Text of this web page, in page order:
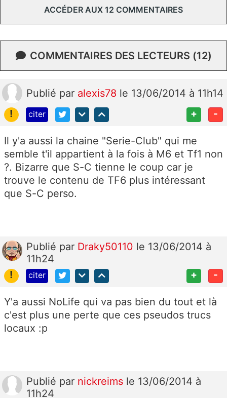
ACCÉDER AUX 12 COMMENTAIRES
COMMENTAIRES DES LECTEURS (12)
Publié par alexis78 le 13/06/2014 à 11h14
!
citer + -
Il y'a aussi la chaine "Serie-Club" qui me
semble t'il appartient à la fois à M6 et Tf1 non
?. Bizarre que S-C tienne le coup car je
trouve le contenu de TF6 plus intéressant
que S-C perso.
Publié par Draky50110 le 13/06/2014 à
11h24
!
citer + -
Y'a aussi NoLife qui va pas bien du tout et là
c'est plus une perte que ces pseudos trucs
locaux :p
Publié par nickreims le 13/06/2014 à
11h24